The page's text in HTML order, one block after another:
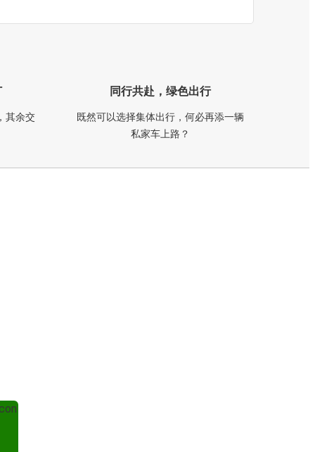
其余交
同行共赴，绿色出行
既然可以选择集体出行，何必再添一辆
私家车上路？